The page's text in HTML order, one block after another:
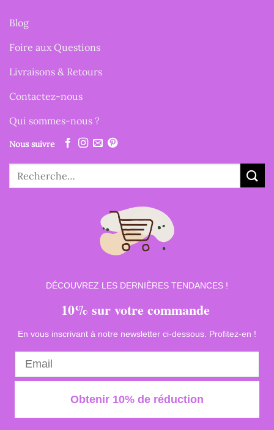
Blog
Foire aux Questions
Livraisons & Retours
Contactez-nous
Qui sommes-nous ?
Nous suivre
Recherche
pour :
DÉCOUVREZ LES DERNIÈRES TENDANCES !
10% sur votre commande
En vous inscrivant à notre newsletter ci-dessous. Profitez-en !
Obtenir 10% de réduction